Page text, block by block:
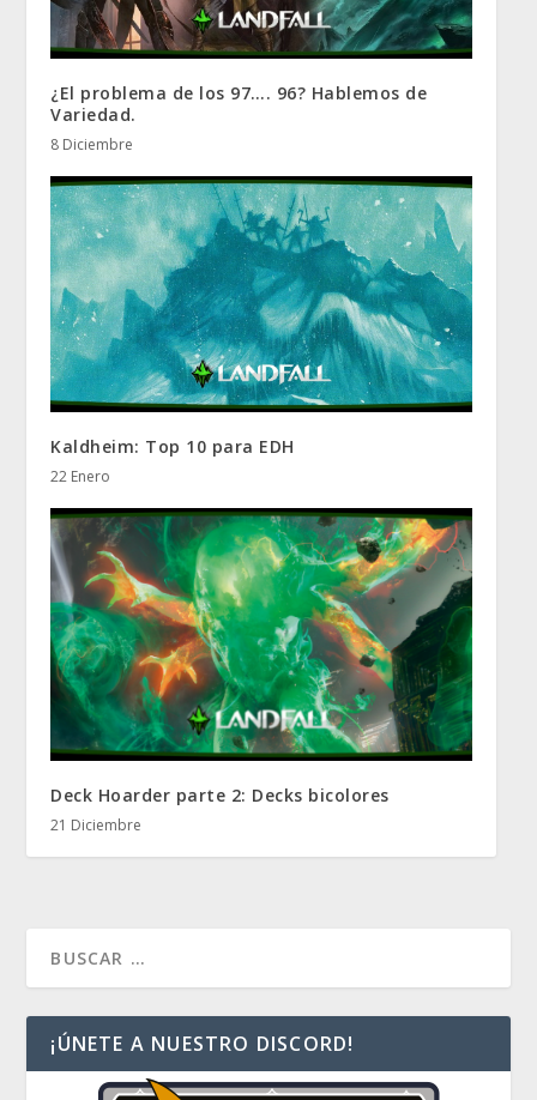
¿El problema de los 97…. 96? Hablemos de
Variedad.
8 Diciembre
Kaldheim: Top 10 para EDH
22 Enero
Deck Hoarder parte 2: Decks bicolores
21 Diciembre
¡ÚNETE A NUESTRO DISCORD!